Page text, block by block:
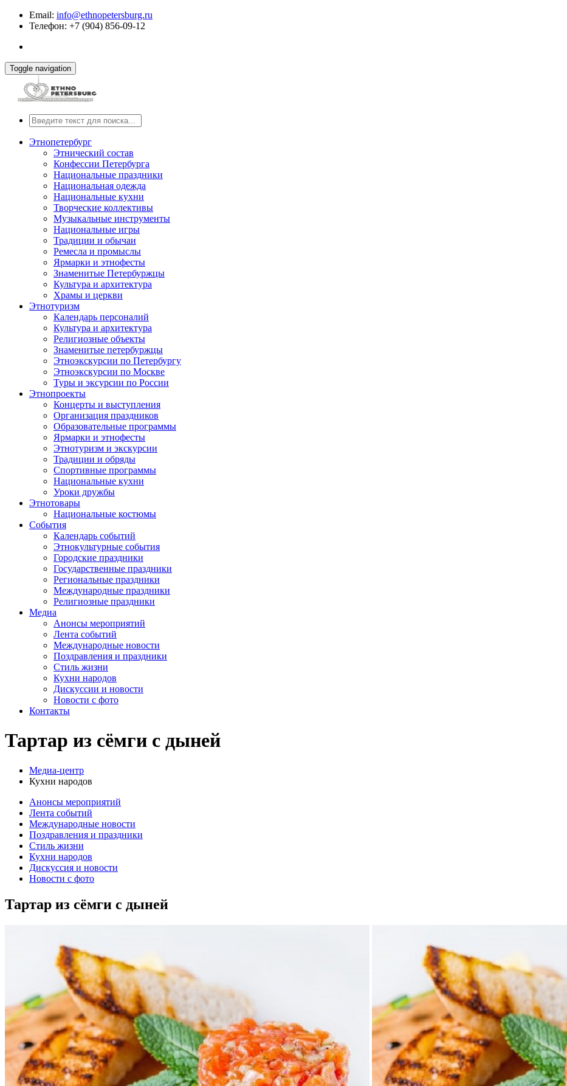
Email: info@ethnopetersburg.ru
Телефон: +7 (904) 856-09-12
Toggle navigation
Этнопетербург
Этнический состав
Конфессии Петербурга
Национальные праздники
Национальная одежда
Национальные кухни
Творческие коллективы
Музыкальные инструменты
Национальные игры
Традиции и обычаи
Ремесла и промыслы
Ярмарки и этнофесты
Знаменитые Петербуржцы
Культура и архитектура
Храмы и церкви
Этнотуризм
Календарь персоналий
Культура и архитектура
Религиозные объекты
Знаменитые петербуржцы
Этноэкскурсии по Петербургу
Этноэкскурсии по Москве
Туры и эксурсии по России
Этнопроекты
Концерты и выступления
Организация праздников
Образовательные программы
Ярмарки и этнофесты
Этнотуризм и экскурсии
Традиции и обряды
Спортивные программы
Национальные кухни
Уроки дружбы
Этнотовары
Национальные костюмы
События
Календарь событий
Этнокультурные события
Городские праздники
Государственные праздники
Региональные праздники
Международные праздники
Религиозные праздники
Медиа
Анонсы мероприятий
Лента событий
Международные новости
Поздравления и праздники
Cтиль жизни
Кухни народов
Дискуссии и новости
Новости с фото
Контакты
Тартар из сёмги с дыней
Медиа-центр
Кухни народов
Анонсы мероприятий
Лента событий
Международные новости
Поздравления и праздники
Cтиль жизни
Кухни народов
Дискуссия и новости
Новости с фото
Тартар из сёмги с дыней